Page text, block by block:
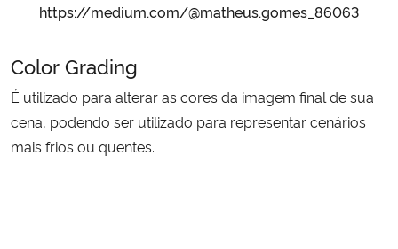
https://medium.com/@matheus.gomes_86063
Color Grading
É utilizado para alterar as cores da imagem final de sua
cena, podendo ser utilizado para representar cenários
mais frios ou quentes.